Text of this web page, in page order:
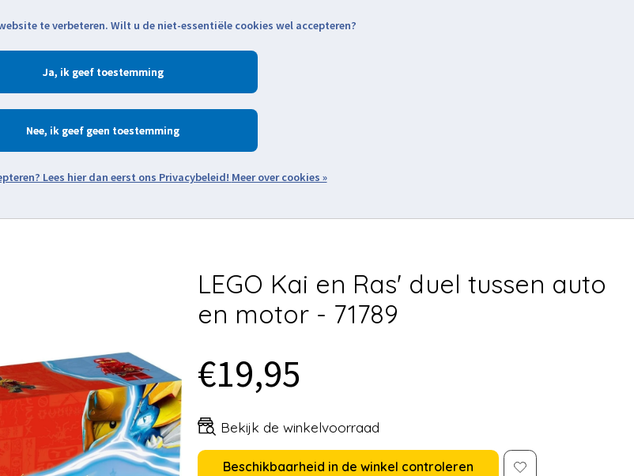
Zoeken
LEGO Kai en Ras' duel tussen auto
en motor - 71789
€19,95
Bekijk de winkelvoorraad
Beschikbaarheid in de winkel controleren
te verbeteren. Wilt u de niet-essentiële cookies wel accepteren?
Ja
Nee
Meer over cookies »